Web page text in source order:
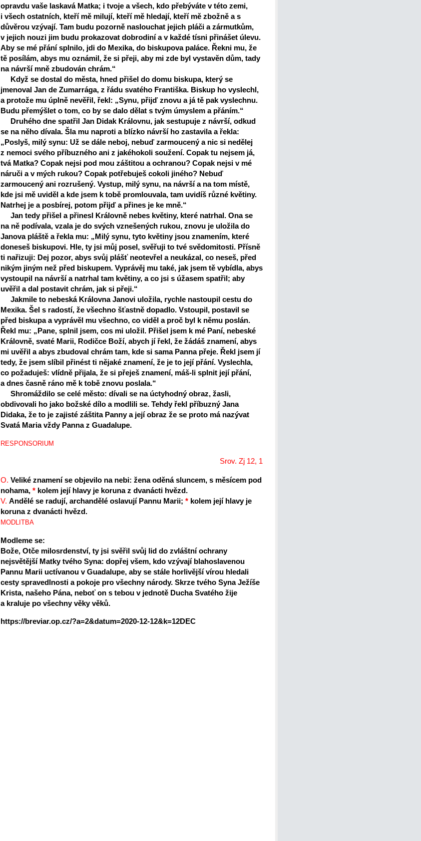
opravdu vaše laskavá Matka; i tvoje a všech, kdo přebýváte v této zemi,
i všech ostatních, kteří mě milují, kteří mě hledají, kteří mě zbožně a s
důvěrou vzývají. Tam budu pozorně naslouchat jejich pláči a zármutkům,
v jejich nouzi jim budu prokazovat dobrodiní a v každé tísni přinášet úlevu.
Aby se mé přání splnilo, jdi do Mexika, do biskupova paláce. Řekni mu, že
tě posílám, abys mu oznámil, že si přeji, aby mi zde byl vystavěn dům, tady
na návrší mně zbudován chrám.“
Když se dostal do města, hned přišel do domu biskupa, který se
jmenoval Jan de Zumarrága, z řádu svatého Františka. Biskup ho vyslechl,
a protože mu úplně nevěřil, řekl: „Synu, přijď znovu a já tě pak vyslechnu.
Budu přemýšlet o tom, co by se dalo dělat s tvým úmyslem a přáním.“
Druhého dne spatřil Jan Didak Královnu, jak sestupuje z návrší, odkud
se na něho dívala. Šla mu naproti a blízko návrší ho zastavila a řekla:
„Poslyš, milý synu: Už se dále neboj, nebuď zarmoucený a nic si nedělej
z nemoci svého příbuzného ani z jakéhokoli soužení. Copak tu nejsem já,
tvá Matka? Copak nejsi pod mou záštitou a ochranou? Copak nejsi v mé
náruči a v mých rukou? Copak potřebuješ cokoli jiného? Nebuď
zarmoucený ani rozrušený. Vystup, milý synu, na návrší a na tom místě,
kde jsi mě uviděl a kde jsem k tobě promlouvala, tam uvidíš různé květiny.
Natrhej je a posbírej, potom přijď a přines je ke mně.“
Jan tedy přišel a přinesl Královně nebes květiny, které natrhal. Ona se
na ně podívala, vzala je do svých vznešených rukou, znovu je uložila do
Janova pláště a řekla mu: „Milý synu, tyto květiny jsou znamením, které
doneseš biskupovi. Hle, ty jsi můj posel, svěřuji to tvé svědomitosti. Přísně
ti nařizuji: Dej pozor, abys svůj plášť neotevřel a neukázal, co neseš, před
nikým jiným než před biskupem. Vyprávěj mu také, jak jsem tě vybídla, abys
vystoupil na návrší a natrhal tam květiny, a co jsi s úžasem spatřil; aby
uvěřil a dal postavit chrám, jak si přeji.“
Jakmile to nebeská Královna Janovi uložila, rychle nastoupil cestu do
Mexika. Šel s radostí, že všechno šťastně dopadlo. Vstoupil, postavil se
před biskupa a vyprávěl mu všechno, co viděl a proč byl k němu poslán.
Řekl mu: „Pane, splnil jsem, cos mi uložil. Přišel jsem k mé Paní, nebeské
Královně, svaté Marii, Rodičce Boží, abych jí řekl, že žádáš znamení, abys
mi uvěřil a abys zbudoval chrám tam, kde si sama Panna přeje. Řekl jsem jí
tedy, že jsem slíbil přinést ti nějaké znamení, že je to její přání. Vyslechla,
co požaduješ: vlídně přijala, že si přeješ znamení, máš-li splnit její přání,
a dnes časně ráno mě k tobě znovu poslala.“
Shromáždilo se celé město: dívali se na úctyhodný obraz, žasli,
obdivovali ho jako božské dílo a modlili se. Tehdy řekl příbuzný Jana
Didaka, že to je zajisté záštita Panny a její obraz že se proto má nazývat
Svatá Maria vždy Panna z Guadalupe.
RESPONSORIUM
Srov. Zj 12, 1
O. Veliké znamení se objevilo na nebi: žena oděná sluncem, s měsícem pod
nohama, * kolem její hlavy je koruna z dvanácti hvězd.
V. Andělé se radují, archandělé oslavují Pannu Marii; * kolem její hlavy je
koruna z dvanácti hvězd.
MODLITBA
Modleme se:
Bože, Otče milosrdenství, ty jsi svěřil svůj lid do zvláštní ochrany
nejsvětější Matky tvého Syna: dopřej všem, kdo vzývají blahoslavenou
Pannu Marii uctívanou v Guadalupe, aby se stále horlivější vírou hledali
cesty spravedlnosti a pokoje pro všechny národy. Skrze tvého Syna Ježíše
Krista, našeho Pána, neboť on s tebou v jednotě Ducha Svatého žije
a kraluje po všechny věky věků.
https://breviar.op.cz/?a=2&datum=2020-12-12&k=12DEC